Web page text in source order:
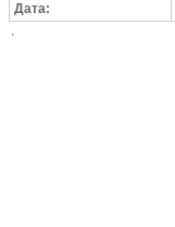
Дата: